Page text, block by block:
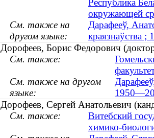
Республика
окружающей
См. также на
другом языке:
Дарафееў,
краязнаўства
Дорофеев, Борис Федорович
См. также:
См. также на другом
языке:
Дорофеев, Сергей Анатольевич
См. также:
Витебский
химико-